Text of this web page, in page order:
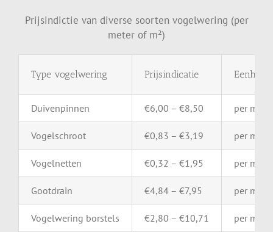
Prijsindictie van diverse soorten vogelwering (per
meter of m²)
Type vogelwering Prijsindicatie Eenheid
Duivenpinnen €6,00 – €8,50 per meter
Vogelschroot €0,83 – €3,19 per meter
Vogelnetten €0,32 – €1,95 per m²
Gootdrain €4,84 – €7,95 per meter
Vogelwering borstels €2,80 – €10,71 per meter